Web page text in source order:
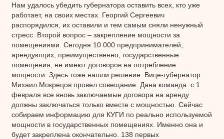
Нам удалось убедить губернатора оставить всех, кто уже
работает, на своих местах. Георгий Сергеевич
распорядился, их оставили и тем самым сняли ненужный
стресс. Второй вопрос – закрепление мощности за
помещениями. Сегодня 10 000 предпринимателей,
арендующих, преимущественно, государственные
помещения, не имеют договоров на потребление
мощности. Здесь тоже нашли решение. Вице-губернатор
Михаил Мокрецов провел совещание. Дана команда: с 1
февраля все вновь заключаемые договора на аренду
должны заключаться только вместе с мощностью. Сейчас
собираем информацию для КУГИ по реально используемой
мощности в государственных помещениях. Именно она и
будет закреплена окончательно. 138 первых